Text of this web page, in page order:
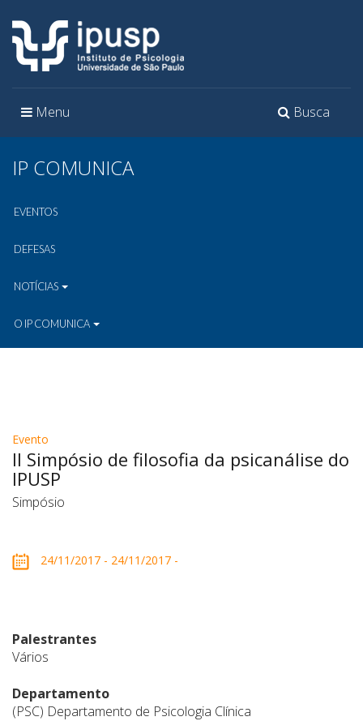
Toggle
Busca
Toggle
Menu
IP COMUNICA
EVENTOS
DEFESAS
NOTÍCIAS
O IP COMUNICA
Evento
II Simpósio de filosofia da psicanálise do
IPUSP
Simpósio
24/11/2017 - 24/11/2017 -
Palestrantes
Vários
Departamento
(PSC) Departamento de Psicologia Clínica